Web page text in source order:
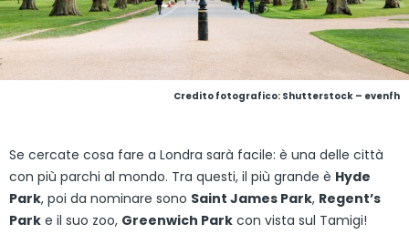
Credito fotografico: Shutterstock – evenfh
Se cercate cosa fare a Londra sarà facile: è una delle città
con più parchi al mondo. Tra questi, il più grande è Hyde
Park, poi da nominare sono Saint James Park, Regent’s
Park e il suo zoo, Greenwich Park con vista sul Tamigi!